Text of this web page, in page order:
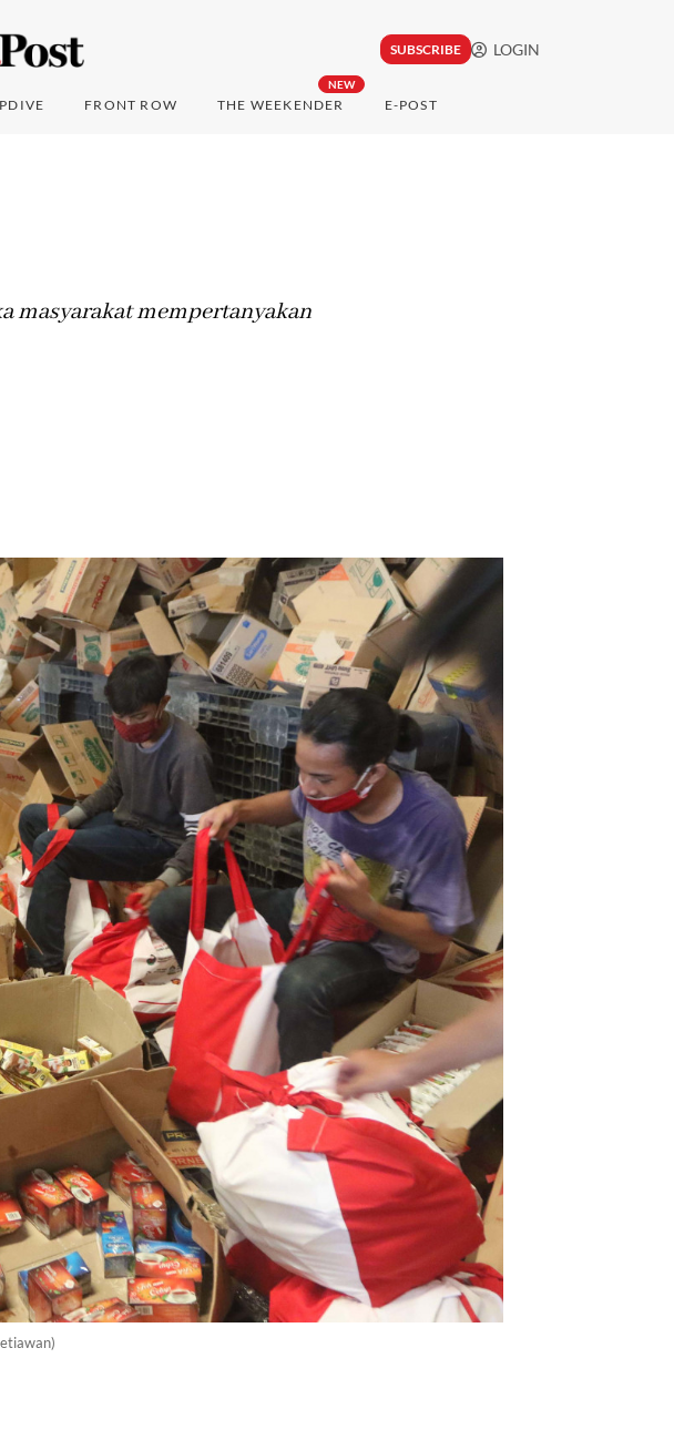
SUBSCRIBE LOGIN
FRONT ROW
NEW
THE WEEKENDER E-POST
masyarakat mempertanyakan